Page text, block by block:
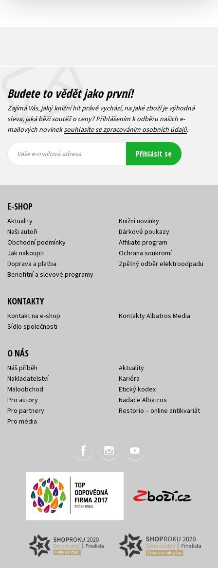
Budete to vědět jako první!
Zajímá Vás, jaký knižní hit právě vychází, na jaké zboží je výhodná
sleva, jaká běží soutěž o ceny? Přihlášením k odběru našich e-
mailových novineksouhlasíte se zpracováním osobních údajů.
mailová
mailová
Vaše e-mailová adresa Přihlásit se
E-SHOP
Aktuality
Naši autoři
Obchodní podmínky
Jak nakoupit
Doprava a platba
Benefitní a slevové programy
Knižní novinky
Dárkové poukazy
Affiliate program
Ochrana soukromí
Zpětný odběr elektroodpadu
KONTAKTY
Kontakt na e-shop
Sídlo společnosti
Kontakty Albatros Media
O NÁS
Náš příběh
Nakladatelství
Maloobchod
Pro autory
Pro partnery
Pro média
Aktuality
Kariéra
Etický kodex
Nadace Albatros
Restorio – online antikvariát